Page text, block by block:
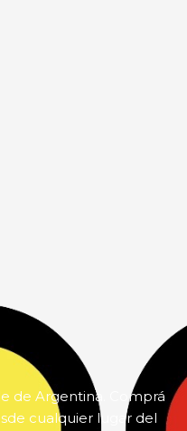
de Argentina. Comprá
cualquier lugar del